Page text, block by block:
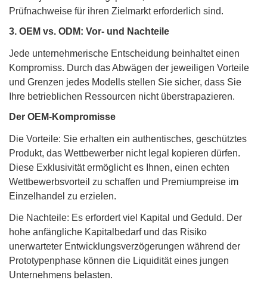
Prüfnachweise für ihren Zielmarkt erforderlich sind.
3. OEM vs. ODM: Vor- und Nachteile
Jede unternehmerische Entscheidung beinhaltet einen
Kompromiss. Durch das Abwägen der jeweiligen Vorteile
und Grenzen jedes Modells stellen Sie sicher, dass Sie
Ihre betrieblichen Ressourcen nicht überstrapazieren.
Der OEM-Kompromisse
Die Vorteile: Sie erhalten ein authentisches, geschütztes
Produkt, das Wettbewerber nicht legal kopieren dürfen.
Diese Exklusivität ermöglicht es Ihnen, einen echten
Wettbewerbsvorteil zu schaffen und Premiumpreise im
Einzelhandel zu erzielen.
Die Nachteile: Es erfordert viel Kapital und Geduld. Der
hohe anfängliche Kapitalbedarf und das Risiko
unerwarteter Entwicklungsverzögerungen während der
Prototypenphase können die Liquidität eines jungen
Unternehmens belasten.